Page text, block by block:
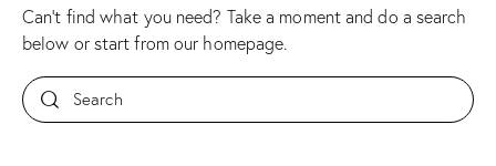
Can't find what you need? Take a moment and do a search
below or start from our homepage.